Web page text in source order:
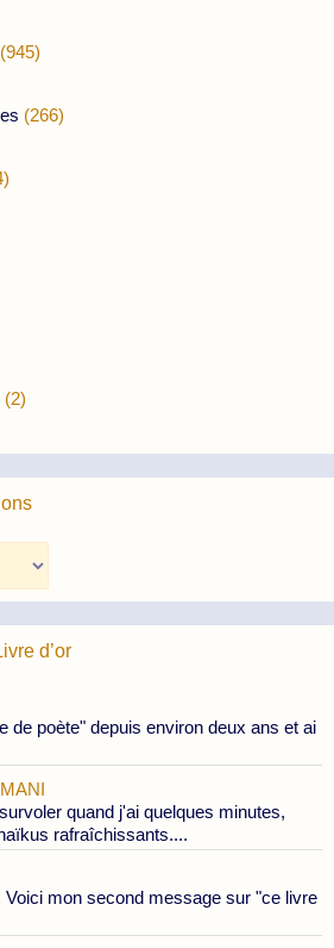
(945)
(266)
(2)
d’or
de poète" depuis environ deux ans et ai
quand j'ai quelques minutes,
rafraîchissants....
Voici mon second message sur "ce livre